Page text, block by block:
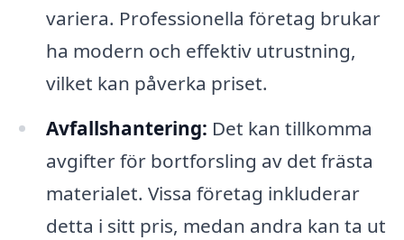
variera. Professionella företag brukar
ha modern och effektiv utrustning,
vilket kan påverka priset.
Avfallshantering: Det kan tillkomma
avgifter för bortforsling av det frästa
materialet. Vissa företag inkluderar
detta i sitt pris, medan andra kan ta ut